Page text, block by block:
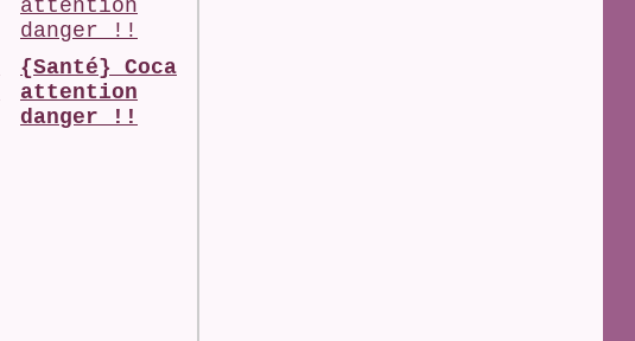
{Santé} Coca
attention
danger !!